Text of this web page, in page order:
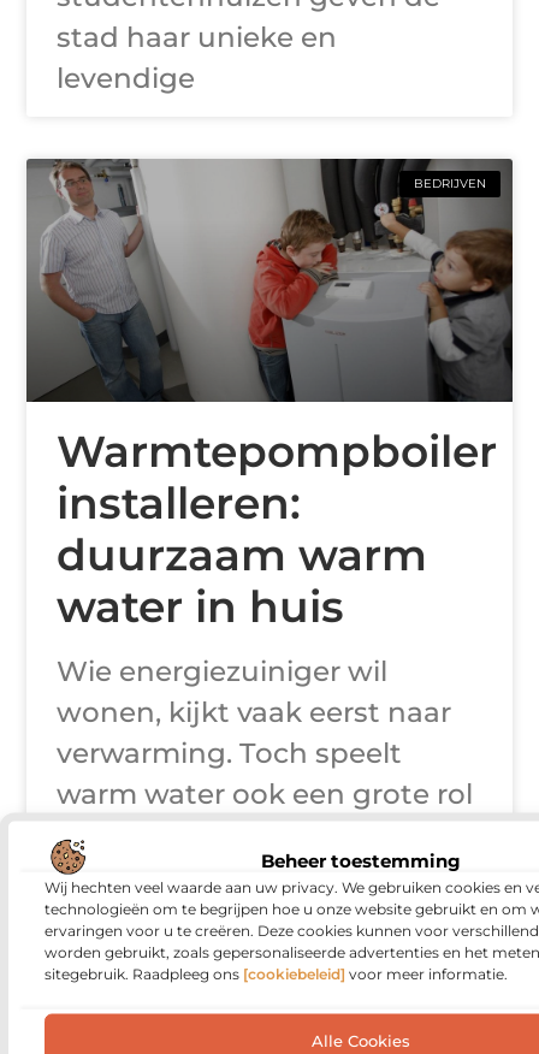
Beheer toestemming
Wij hechten veel waarde aan uw privacy. We gebruiken cookies en
technologieën om te begrijpen hoe u onze website gebruikt en om
ervaringen voor u te creëren. Deze cookies kunnen voor
worden gebruikt, zoals gepersonaliseerde advertenties en het
sitegebruik. Raadpleeg ons [cookiebeleid] voor meer informatie.
Alle Cookies
stad haar unieke en
levendige
BEDRIJVEN
Warmtepompboiler
installeren:
duurzaam warm
water in huis
Wie energiezuiniger wil
wonen, kijkt vaak eerst naar
verwarming. Toch speelt
warm water ook een grote rol
in het energieverbruik van
een huishouden. Douchen,
afwassen